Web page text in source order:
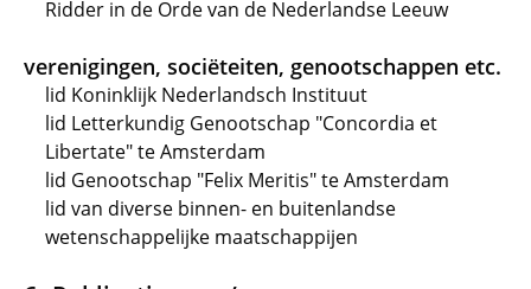
Ridder in de Orde van de Nederlandse Leeuw
verenigingen, sociëteiten, genootschappen etc.
lid Koninklijk Nederlandsch Instituut
lid Letterkundig Genootschap "Concordia et
Libertate" te Amsterdam
lid Genootschap "Felix Meritis" te Amsterdam
lid van diverse binnen- en buitenlandse
wetenschappelijke maatschappijen